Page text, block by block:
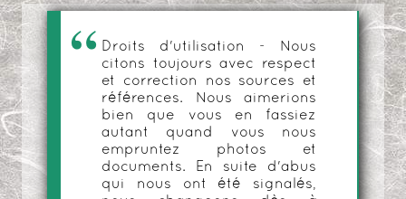
Droits d'utilisation - Nous
citons toujours avec respect
et correction nos sources et
références. Nous aimerions
bien que vous en fassiez
autant quand vous nous
empruntez photos et
documents. En suite d'abus
qui nous ont été signalés,